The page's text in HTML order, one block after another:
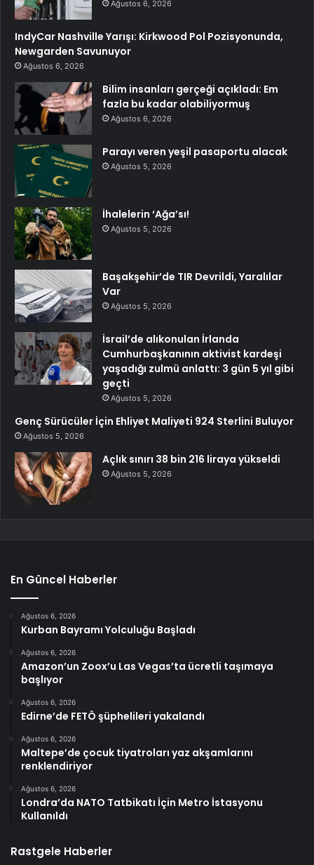
Ağustos 6, 2026
IndyCar Nashville Yarışı: Kirkwood Pol Pozisyonunda,
Newgarden Savunuyor
Ağustos 6, 2026
Bilim insanları gerçeği açıkladı: Em
fazla bu kadar olabiliyormuş
Ağustos 6, 2026
Parayı veren yeşil pasaportu alacak
Ağustos 5, 2026
İhalelerin ‘Ağa’sı!
Ağustos 5, 2026
Başakşehir’de TIR Devrildi, Yaralılar
Var
Ağustos 5, 2026
İsrail’de alıkonulan İrlanda
Cumhurbaşkanının aktivist kardeşi
yaşadığı zulmü anlattı: 3 gün 5 yıl gibi
geçti
Ağustos 5, 2026
Genç Sürücüler İçin Ehliyet Maliyeti 924 Sterlini Buluyor
Ağustos 5, 2026
Açlık sınırı 38 bin 216 liraya yükseldi
Ağustos 5, 2026
En Güncel Haberler
Ağustos 6, 2026
Kurban Bayramı Yolculuğu Başladı
Ağustos 6, 2026
Amazon’un Zoox’u Las Vegas’ta ücretli taşımaya
başlıyor
Ağustos 6, 2026
Edirne’de FETÖ şüphelileri yakalandı
Ağustos 6, 2026
Maltepe’de çocuk tiyatroları yaz akşamlarını
renklendiriyor
Ağustos 6, 2026
Londra’da NATO Tatbikatı İçin Metro İstasyonu
Kullanıldı
Rastgele Haberler